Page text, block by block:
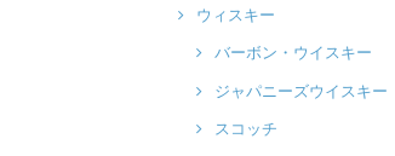
ウィスキー
バーボン・ウイスキー
ジャパニーズウイスキー
スコッチ